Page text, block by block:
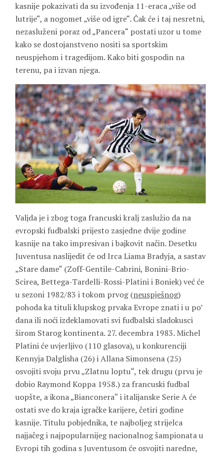
kasnije pokazivati da su izvođenja 11-eraca „više od
lutrije“, a nogomet „više od igre“. Čak će i taj nesretni,
nezasluženi poraz od „Pancera“ postati uzor u tome
kako se dostojanstveno nositi sa sportskim
neuspjehom i tragedijom. Kako biti gospodin na
terenu, pa i izvan njega.
Valjda je i zbog toga francuski kralj zaslužio da na
evropski fudbalski prijesto zasjedne dvije godine
kasnije na tako impresivan i bajkovit način. Desetku
Juventusa naslijedit će od Irca Liama Bradyja, a sastav
„Stare dame“ (Zoff-Gentile-Cabrini, Bonini-Brio-
Scirea, Bettega-Tardelli-Rossi-Platini i Boniek) već će
u sezoni 1982/83 i tokom prvog (neuspješnog)
pohoda ka tituli klupskog prvaka Evrope znati i u po’
dana ili noći izdeklamovati svi fudbalski sladokusci
širom Starog kontinenta. 27. decembra 1983. Michel
Platini će uvjerljivo (110 glasova), u konkurenciji
Kennyja Dalglisha (26) i Allana Simonsena (25)
osvojiti svoju prvu „Zlatnu loptu“, tek drugu (prvu je
dobio Raymond Koppa 1958.) za francuski fudbal
uopšte, a ikona „Bianconera“ i italijanske Serie A će
ostati sve do kraja igračke karijere, četiri godine
kasnije. Titulu pobjednika, te najboljeg strijelca
najjačeg i najpopularnijeg nacionalnog šampionata u
Evropi tih godina s Juventusom će osvojiti naredne,